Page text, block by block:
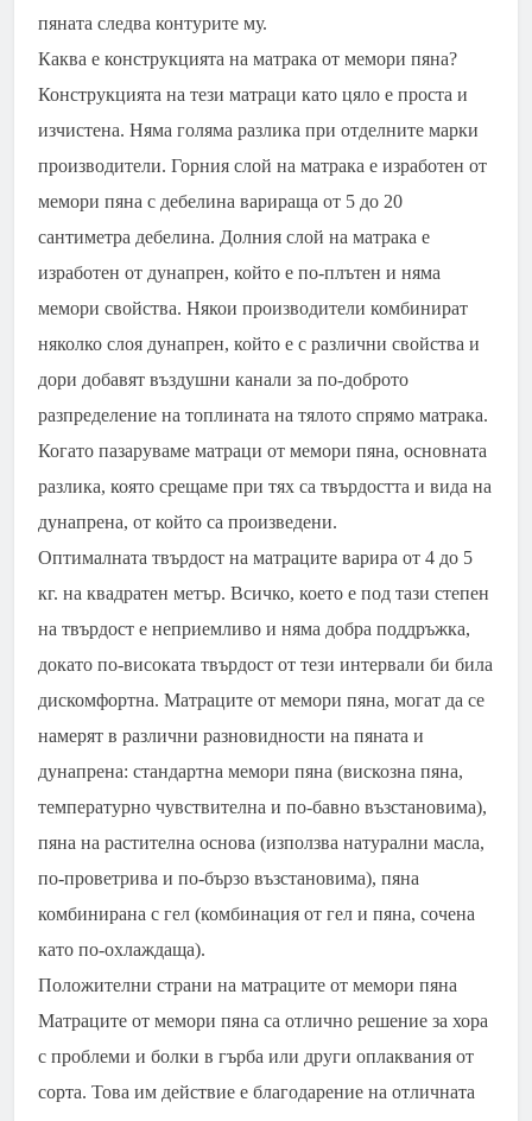
пяната следва контурите му.
Каква е конструкцията на матрака от мемори пяна?
Конструкцията на тези матраци като цяло е проста и
изчистена. Няма голяма разлика при отделните марки
производители. Горния слой на матрака е изработен от
мемори пяна с дебелина варираща от 5 до 20
сантиметра дебелина. Долния слой на матрака е
изработен от дунапрен, който е по-плътен и няма
мемори свойства. Някои производители комбинират
няколко слоя дунапрен, който е с различни свойства и
дори добавят въздушни канали за по-доброто
разпределение на топлината на тялото спрямо матрака.
Когато пазаруваме матраци от мемори пяна, основната
разлика, която срещаме при тях са твърдостта и вида на
дунапрена, от който са произведени.
Оптималната твърдост на матраците варира от 4 до 5
кг. на квадратен метър. Всичко, което е под тази степен
на твърдост е неприемливо и няма добра поддръжка,
докато по-високата твърдост от тези интервали би била
дискомфортна. Матраците от мемори пяна, могат да се
намерят в различни разновидности на пяната и
дунапрена: стандартна мемори пяна (вискозна пяна,
температурно чувствителна и по-бавно възстановима),
пяна на растителна основа (използва натурални масла,
по-проветрива и по-бързо възстановима), пяна
комбинирана с гел (комбинация от гел и пяна, сочена
като по-охлаждаща).
Положителни страни на матраците от мемори пяна
Матраците от мемори пяна са отлично решение за хора
с проблеми и болки в гърба или други оплаквания от
сорта. Това им действие е благодарение на отличната